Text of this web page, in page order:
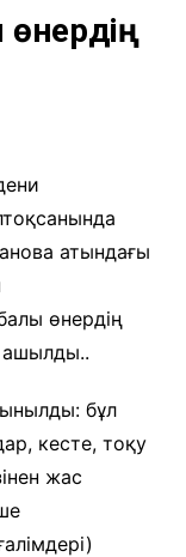
өнердің
атындағы
өнердің
ашылды..
бұл
кесте, тоқу
жас